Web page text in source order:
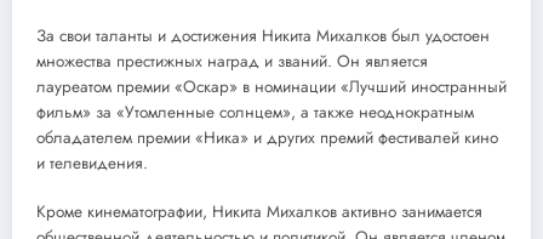
За свои таланты и достижения Никита Михалков был удостоен
множества престижных наград и званий. Он является
лауреатом премии «Оскар» в номинации «Лучший иностранный
фильм» за «Утомленные солнцем», а также неоднократным
обладателем премии «Ника» и других премий фестивалей кино
и телевидения.
Кроме кинематографии, Никита Михалков активно занимается